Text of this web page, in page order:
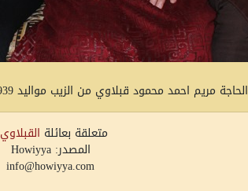
الحاجة مريم احمد محمود قبلاوي من الزيب مواليد 1939مع فريق مركز الأمل للمسنين
متعلقة بعائلة القبلاوي
المصدر: Howiyya
info@howiyya.com